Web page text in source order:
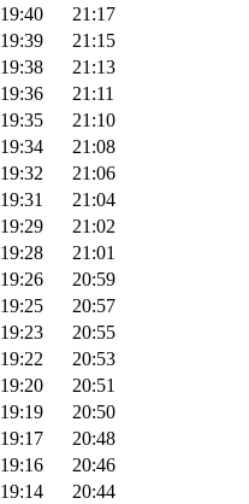
19:40
21:17
19:39
21:15
19:38
21:13
19:36
21:11
19:35
21:10
19:34
21:08
19:32
21:06
19:31
21:04
19:29
21:02
19:28
21:01
19:26
20:59
19:25
20:57
19:23
20:55
19:22
20:53
19:20
20:51
19:19
20:50
19:17
20:48
19:16
20:46
19:14 20:44